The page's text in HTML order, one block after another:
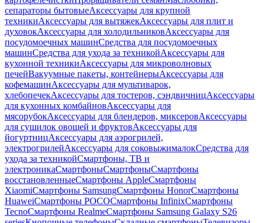
сепараторы бытовыеАксессуары для крупной
техникиАксессуары для вытяжекАксессуары для плит и
духовокАксессуары для холодильниковАксессуары для
посудомоечных машинСредства для посудомоечных
машинСредства для ухода за техникойАксессуары для
кухонной техникиАксессуары для микроволновых
печейВакуумные пакеты, контейнерыАксессуары для
кофемашинАксессуары для мультиварок,
хлебопечекАксессуары для тостеров, сэндвичницАксессуары
для кухонных комбайновАксессуары для
мясорубокАксессуары для блендеров, миксеровАксессуары
для сушилок овощей и фруктовАксессуары для
йогуртницАксессуары для аэрогрилей,
электрогрилейАксессуары для соковыжималокСредства для
ухода за техникойСмартфоны, ТВ и
электроникаСмартфоныСмартфоныСмартфоны
восстановленныеСмартфоны AppleСмартфоны
XiaomiСмартфоны SamsungСмартфоны HonorСмартфоны
HuaweiСмартфоны POCOСмартфоны InfinixСмартфоны
TecnoСмартфоны RealmeСмартфоны Samsung Galaxy S26